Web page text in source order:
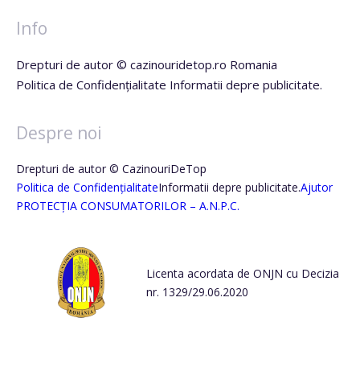
Info
Drepturi de autor © cazinouridetop.ro Romania
Politica de Confidențialitate Informatii depre publicitate.
Despre noi
Drepturi de autor © CazinouriDeTop
Politica de ConfidențialitateInformatii depre publicitate.Ajutor
PROTECȚIA CONSUMATORILOR – A.N.P.C.
Licenta acordata de ONJN cu Decizia
nr. 1329/29.06.2020